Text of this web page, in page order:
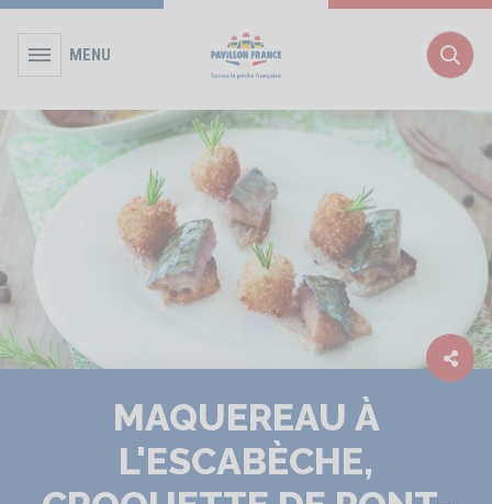
MENU
MAQUEREAU À
L'ESCABÈCHE,